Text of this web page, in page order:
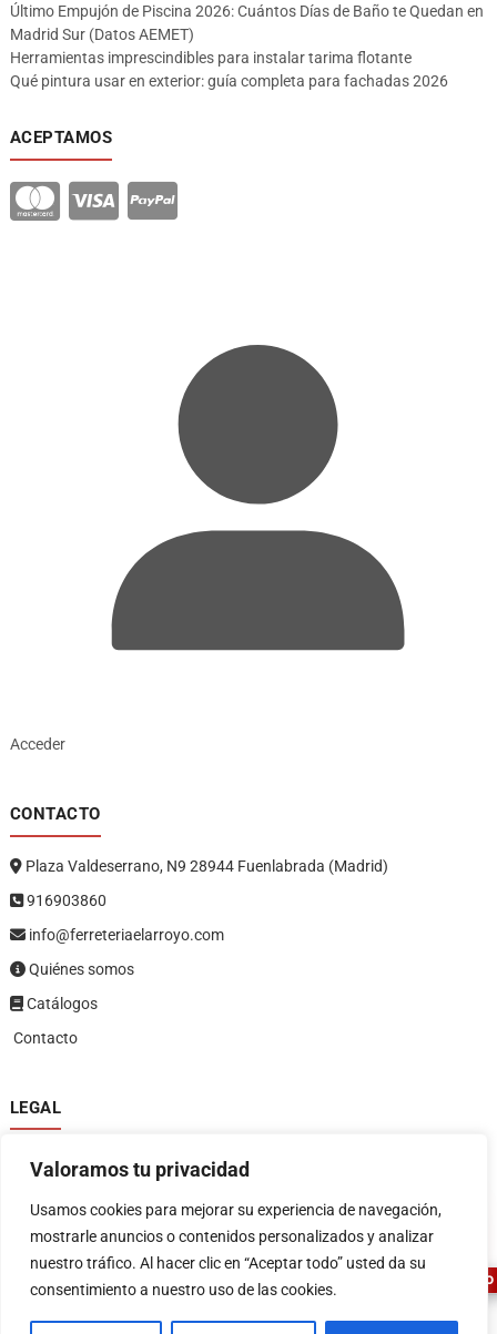
Valoramos tu privacidad
Usamos cookies para mejorar su experiencia de navegación,
mostrarle anuncios o contenidos personalizados y analizar
nuestro tráfico. Al hacer clic en “Aceptar todo” usted da su
consentimiento a nuestro uso de las cookies.
Último Empujón de Piscina 2026: Cuántos Días de Baño te Quedan en
Madrid Sur (Datos AEMET)
Herramientas imprescindibles para instalar tarima flotante
Qué pintura usar en exterior: guía completa para fachadas 2026
ACEPTAMOS
Acceder
CONTACTO
Plaza Valdeserrano, N9 28944 Fuenlabrada (Madrid)
916903860
info@ferreteriaelarroyo.com
Quiénes somos
Catálogos
Contacto
LEGAL
Política de privacidad
Política de devoluciones y reembolsos
Términos y condiciones
ASESOR FERRETERO